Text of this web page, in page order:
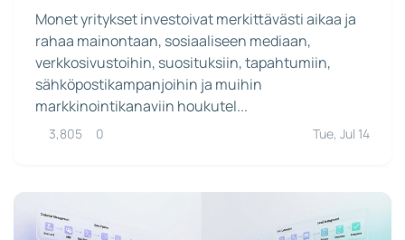
Monet yritykset investoivat merkittävästi aikaa ja
rahaa mainontaan, sosiaaliseen mediaan,
verkkosivustoihin, suosituksiin, tapahtumiin,
sähköpostikampanjoihin ja muihin
markkinointikanaviin houkutel...
3,805 0 Tue, Jul 14